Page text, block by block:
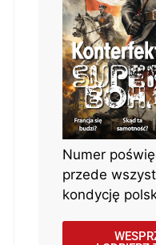
Numer
przede
kondycję
czasach